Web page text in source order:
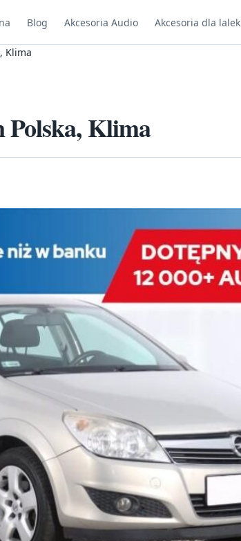
Blog Akcesoria Audio Akcesoria dla lalek
Klima
Polska, Klima